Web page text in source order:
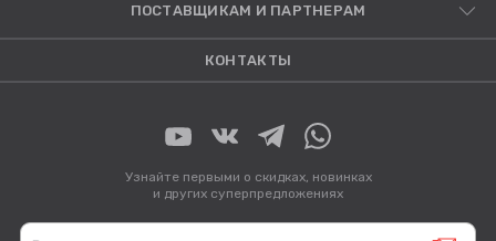
ПОСТАВЩИКАМ И ПАРТНЕРАМ
КОНТАКТЫ
Узнайте первыми о скидках, новинках
и других суперпредложениях